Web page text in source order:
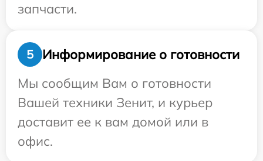
запчасти.
5
Информирование о готовности
Мы сообщим Вам о готовности
Вашей техники Зенит, и курьер
доставит ее к вам домой или в
офис.